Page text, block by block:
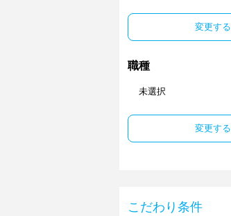
変更する
職種
未選択
変更する
こだわり条件